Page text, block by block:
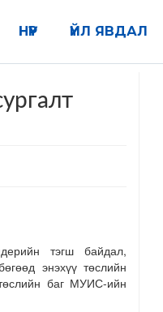
ҮЙЛ ЯВДАЛ
НҮҮР
тэгш байдал,
энэхүү төслийн
баг МУИС-ийн